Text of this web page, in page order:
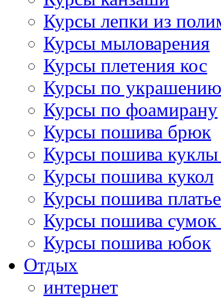
Курсы лепки из
Курсы мыловарения
Курсы плетения кос
Курсы по украшению
Курсы по фоамирану
Курсы пошива брюк
Курсы пошива
Курсы пошива кукол
Курсы пошива
Курсы пошива сумок
Курсы пошива юбок
Отдых
интернет